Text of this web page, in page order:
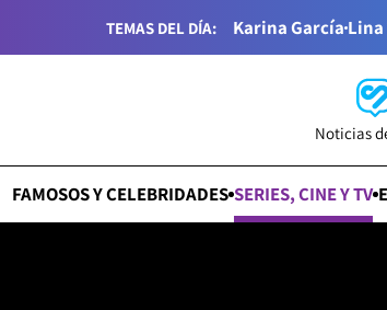
TEMAS DEL DÍA: Karina GarcíaLina
Noticias
FAMOSOS Y CELEBRIDADES SERIES, CINE Y TV